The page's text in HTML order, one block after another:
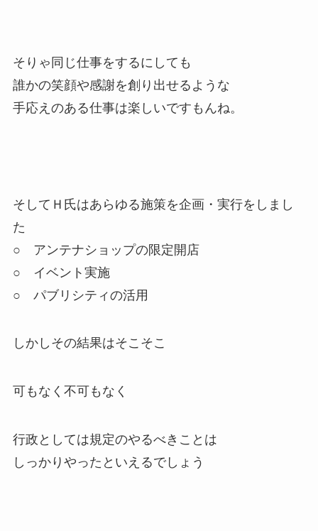
そりゃ同じ仕事をするにしても
誰かの笑顔や感謝を創り出せるような
手応えのある仕事は楽しいですもんね。
そしてＨ氏はあらゆる施策を企画・実行をしまし
た
○ アンテナショップの限定開店
○ イベント実施
○ パブリシティの活用
しかしその結果はそこそこ
可もなく不可もなく
行政としては規定のやるべきことは
しっかりやったといえるでしょう